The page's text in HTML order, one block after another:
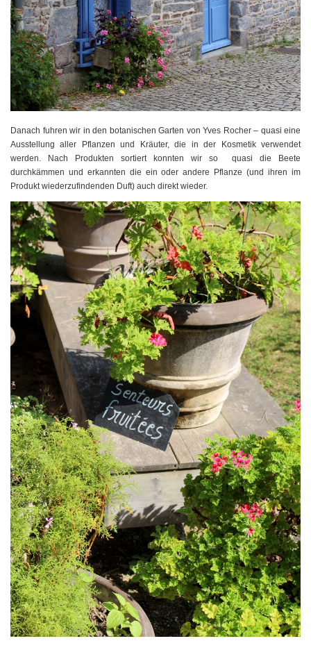
Danach fuhren wir in den botanischen Garten von Yves Rocher – quasi eine
Ausstellung aller Pflanzen und Kräuter, die in der Kosmetik verwendet
werden. Nach Produkten sortiert konnten wir so quasi die Beete
durchkämmen und erkannten die ein oder andere Pflanze (und ihren im
Produkt wiederzufindenden Duft) auch direkt wieder.